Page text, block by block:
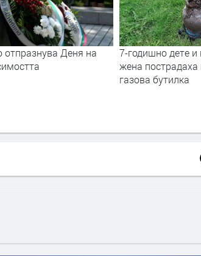
дете и възрастна
при взрив на
Хасково отбеляза
Съединението на